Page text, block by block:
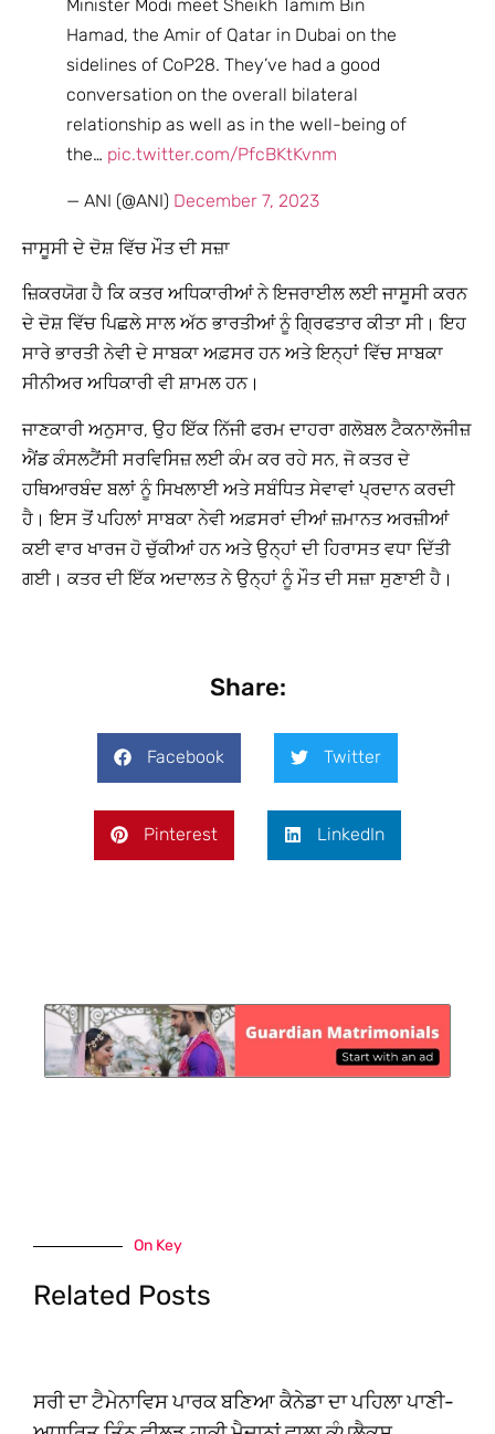
Minister Modi meet Sheikh Tamim Bin
Hamad, the Amir of Qatar in Dubai on the
sidelines of CoP28. They’ve had a good
conversation on the overall bilateral
relationship as well as in the well-being of
the… pic.twitter.com/PfcBKtKvnm
— ANI (@ANI) December 7, 2023
ਜਾਸੂਸੀ ਦੇ ਦੋਸ਼ ਵਿੱਚ ਮੌਤ ਦੀ ਸਜ਼ਾ
ਜ਼ਿਕਰਯੋਗ ਹੈ ਕਿ ਕਤਰ ਅਧਿਕਾਰੀਆਂ ਨੇ ਇਜਰਾਈਲ ਲਈ ਜਾਸੂਸੀ ਕਰਨ
ਦੇ ਦੋਸ਼ ਵਿੱਚ ਪਿਛਲੇ ਸਾਲ ਅੱਠ ਭਾਰਤੀਆਂ ਨੂੰ ਗ੍ਰਿਫਤਾਰ ਕੀਤਾ ਸੀ। ਇਹ
ਸਾਰੇ ਭਾਰਤੀ ਨੇਵੀ ਦੇ ਸਾਬਕਾ ਅਫ਼ਸਰ ਹਨ ਅਤੇ ਇਨ੍ਹਾਂ ਵਿੱਚ ਸਾਬਕਾ
ਸੀਨੀਅਰ ਅਧਿਕਾਰੀ ਵੀ ਸ਼ਾਮਲ ਹਨ।
ਜਾਣਕਾਰੀ ਅਨੁਸਾਰ, ਉਹ ਇੱਕ ਨਿੱਜੀ ਫਰਮ ਦਾਹਰਾ ਗਲੋਬਲ ਟੈਕਨਾਲੋਜੀਜ਼
ਐਂਡ ਕੰਸਲਟੈਂਸੀ ਸਰਵਿਸਿਜ਼ ਲਈ ਕੰਮ ਕਰ ਰਹੇ ਸਨ, ਜੋ ਕਤਰ ਦੇ
ਹਥਿਆਰਬੰਦ ਬਲਾਂ ਨੂੰ ਸਿਖਲਾਈ ਅਤੇ ਸਬੰਧਿਤ ਸੇਵਾਵਾਂ ਪ੍ਰਦਾਨ ਕਰਦੀ
ਹੈ। ਇਸ ਤੋਂ ਪਹਿਲਾਂ ਸਾਬਕਾ ਨੇਵੀ ਅਫ਼ਸਰਾਂ ਦੀਆਂ ਜ਼ਮਾਨਤ ਅਰਜ਼ੀਆਂ
ਕਈ ਵਾਰ ਖਾਰਜ ਹੋ ਚੁੱਕੀਆਂ ਹਨ ਅਤੇ ਉਨ੍ਹਾਂ ਦੀ ਹਿਰਾਸਤ ਵਧਾ ਦਿੱਤੀ
ਗਈ। ਕਤਰ ਦੀ ਇੱਕ ਅਦਾਲਤ ਨੇ ਉਨ੍ਹਾਂ ਨੂੰ ਮੌਤ ਦੀ ਸਜ਼ਾ ਸੁਣਾਈ ਹੈ।
Share:
Facebook Twitter
Pinterest LinkedIn
On Key
Related Posts
ਸਰੀ ਦਾ ਟੈਮੇਨਾਵਿਸ ਪਾਰਕ ਬਣਿਆ ਕੈਨੇਡਾ ਦਾ ਪਹਿਲਾ ਪਾਣੀ-